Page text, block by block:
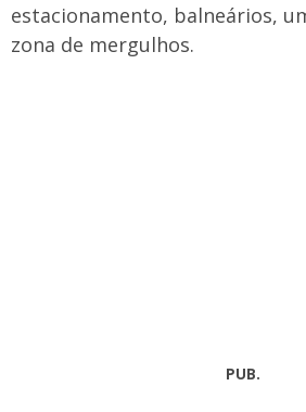
estacionamento, balneários,
zona de mergulhos.
PUB.